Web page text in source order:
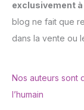
exclusivement
blog ne fait que
dans la vente ou
Nos auteurs sont
l’humain